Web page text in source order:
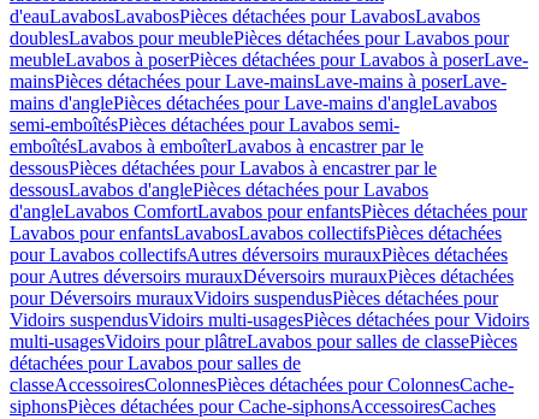
d'eauLavabosLavabosPièces détachées pour LavabosLavabos
doublesLavabos pour meublePièces détachées pour Lavabos pour
meubleLavabos à poserPièces détachées pour Lavabos à poserLave-
mainsPièces détachées pour Lave-mainsLave-mains à poserLave-
mains d'anglePièces détachées pour Lave-mains d'angleLavabos
semi-emboîtésPièces détachées pour Lavabos semi-
emboîtésLavabos à emboîterLavabos à encastrer par le
dessousPièces détachées pour Lavabos à encastrer par le
dessousLavabos d'anglePièces détachées pour Lavabos
d'angleLavabos ComfortLavabos pour enfantsPièces détachées pour
Lavabos pour enfantsLavabosLavabos collectifsPièces détachées
pour Lavabos collectifsAutres déversoirs murauxPièces détachées
pour Autres déversoirs murauxDéversoirs murauxPièces détachées
pour Déversoirs murauxVidoirs suspendusPièces détachées pour
Vidoirs suspendusVidoirs multi-usagesPièces détachées pour Vidoirs
multi-usagesVidoirs pour plâtreLavabos pour salles de classePièces
détachées pour Lavabos pour salles de
classeAccessoiresColonnesPièces détachées pour ColonnesCache-
siphonsPièces détachées pour Cache-siphonsAccessoiresCaches